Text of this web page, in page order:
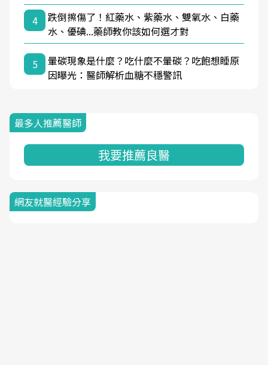
4
跌倒擦傷了！紅藥水、紫藥水、雙氧水、白藥
水、優碘...藥師教你該如何選才對
5
暈碳現象是什麼？吃什麼不暈碳？吃飽想睡原
因曝光：醫師解析血糖不穩警訊
最多人推薦醫師
我要推薦良醫
網友就醫經驗分享